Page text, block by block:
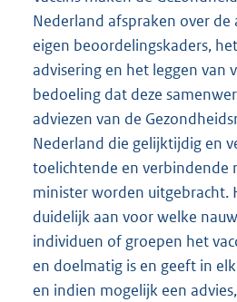
Nederland afspraken over
eigen beoordelingskaders,
advisering en het leggen van
bedoeling dat deze
adviezen van de
Nederland die gelijktijdig en
toelichtende en verbindende
minister worden uitgebracht.
duidelijk aan voor welke
individuen of groepen het
en doelmatig is en geeft in
en indien mogelijk een